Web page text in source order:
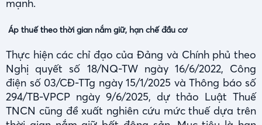
mạnh.
Áp thuế theo thời gian nắm giữ, hạn chế đầu cơ
Thực hiện các chỉ đạo của Đảng và Chính phủ theo
Nghị quyết số 18/NQ-TW ngày 16/6/2022, Công
điện số 03/CĐ-TTg ngày 15/1/2025 và Thông báo số
294/TB-VPCP ngày 9/6/2025, dự thảo Luật Thuế
TNCN cũng đề xuất nghiên cứu mức thuế dựa trên